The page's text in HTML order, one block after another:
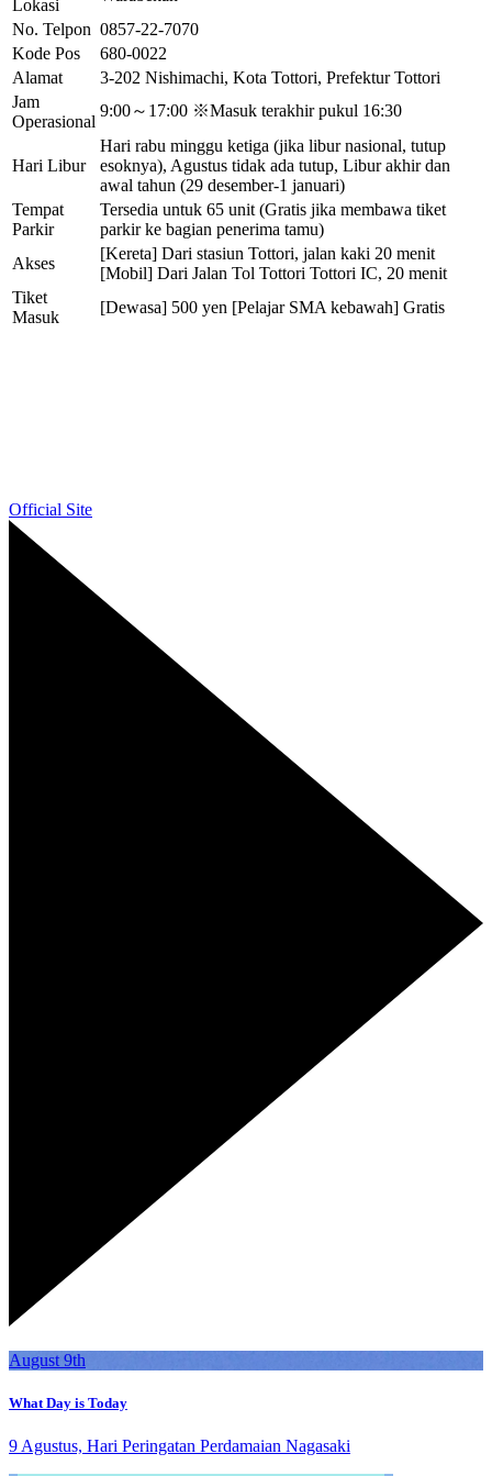
Lokasi
No. Telpon 0857-22-7070
Kode Pos
680-0022
Alamat
3-202 Nishimachi, Kota Tottori, Prefektur Tottori
Jam
Operasional
9:00～17:00 ※Masuk terakhir pukul 16:30
Hari Libur
Hari rabu minggu ketiga (jika libur nasional, tutup
esoknya), Agustus tidak ada tutup, Libur akhir dan
awal tahun (29 desember-1 januari)
Tempat
Parkir
Tersedia untuk 65 unit (Gratis jika membawa tiket
parkir ke bagian penerima tamu)
Akses
[Kereta] Dari stasiun Tottori, jalan kaki 20 menit
[Mobil] Dari Jalan Tol Tottori Tottori IC, 20 menit
Tiket
Masuk
[Dewasa] 500 yen [Pelajar SMA kebawah] Gratis
Official Site
August 9th
What Day is Today
9 Agustus, Hari Peringatan Perdamaian Nagasaki